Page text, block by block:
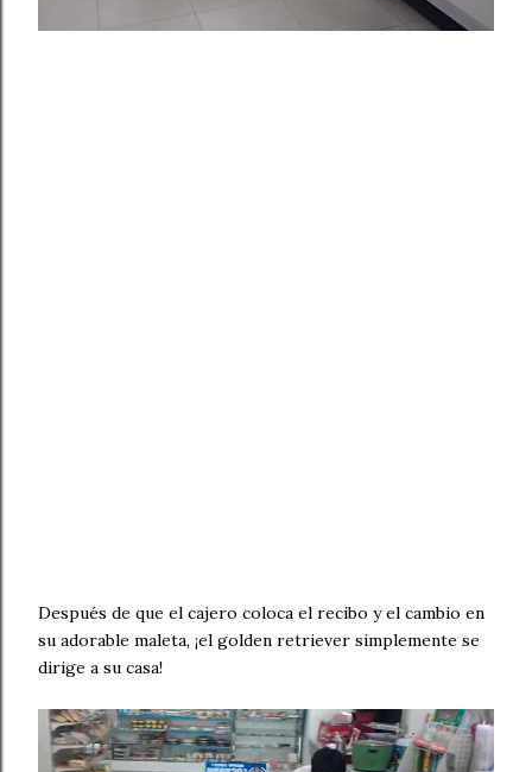
Después de que el cajero coloca el recibo y el cambio en
su adorable maleta, ¡el golden retriever simplemente se
dirige a su casa!